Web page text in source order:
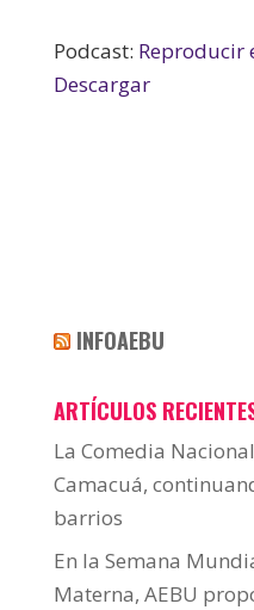
Podcast: Reproducir
Descargar
INFOAEBU
ARTÍCULOS
La Comedia
Camacuá,
barrios
En la Semana
Materna, AEBU